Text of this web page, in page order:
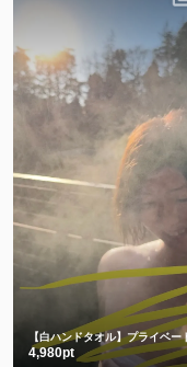
4,980pt